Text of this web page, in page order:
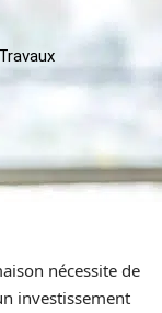
Travaux
nécessite de
investissement